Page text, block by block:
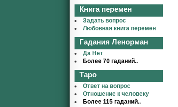
Книга перемен
Задать вопрос
Любовная книга перемен
Гадания Ленорман
Да Нет
Более 70 гаданий..
Таро
Ответ на вопрос
Отношение к человеку
Более 115 гаданий..